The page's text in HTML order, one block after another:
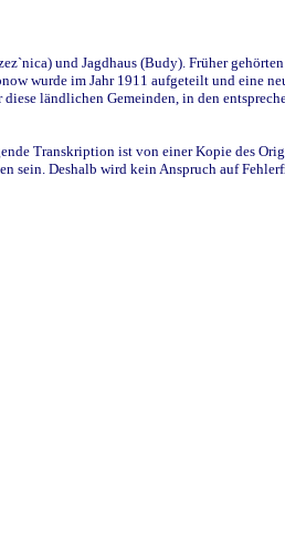
und Jagdhaus (Budy). Früher
wurde im Jahr 1911 aufgeteilt und eine
ländlichen Gemeinden, in den
Transkription ist von einer Kopie des
sein. Deshalb wird kein Anspruch auf